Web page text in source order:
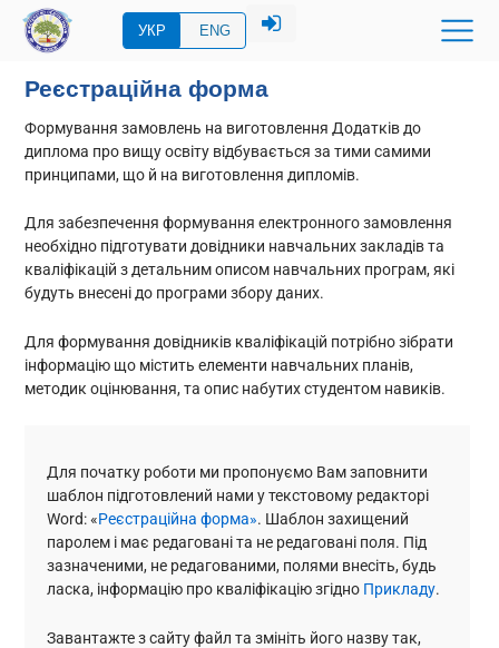
УКР ENG
Реєстраційна форма
Формування замовлень на виготовлення Додатків до
диплома про вищу освіту відбувається за тими самими
принципами, що й на виготовлення дипломів.
Для забезпечення формування електронного замовлення
необхідно підготувати довідники навчальних закладів та
кваліфікацій з детальним описом навчальних програм, які
будуть внесені до програми збору даних.
Для формування довідників кваліфікацій потрібно зібрати
інформацію що містить елементи навчальних планів,
методик оцінювання, та опис набутих студентом навиків.
Для початку роботи ми пропонуємо Вам заповнити
шаблон підготовлений нами у текстовому редакторі
Word: «Реєстраційна форма». Шаблон захищений
паролем і має редаговані та не редаговані поля. Під
зазначеними, не редагованими, полями внесіть, будь
ласка, інформацію про кваліфікацію згідно Прикладу.
Завантажте з сайту файл та змініть його назву так,